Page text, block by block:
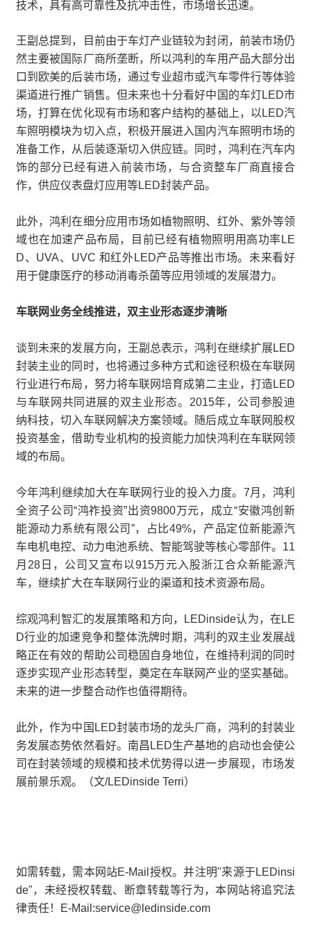
技术，具有高可靠性及抗冲击性，市场增长迅速。
王副总提到，目前由于车灯产业链较为封闭，前装市场仍
然主要被国际厂商所垄断，所以鸿利的车用产品大部分出
口到欧美的后装市场，通过专业超市或汽车零件行等体验
渠道进行推广销售。但未来也十分看好中国的车灯LED市
场，打算在优化现有市场和客户结构的基础上，以LED汽
车照明模块为切入点，积极开展进入国内汽车照明市场的
准备工作，从后装逐渐切入供应链。同时，鸿利在汽车内
饰的部分已经有进入前装市场，与合资整车厂商直接合
作，供应仪表盘灯应用等LED封装产品。
此外，鸿利在细分应用市场如植物照明、红外、紫外等领
域也在加速产品布局，目前已经有植物照明用高功率LE
D、UVA、UVC 和红外LED产品等推出市场。未来看好
用于健康医疗的移动消毒杀菌等应用领域的发展潜力。
车联网业务全线推进，双主业形态逐步清晰
谈到未来的发展方向，王副总表示，鸿利在继续扩展LED
封装主业的同时，也将通过多种方式和途径积极在车联网
行业进行布局，努力将车联网培育成第二主业，打造LED
与车联网共同进展的双主业形态。2015年，公司参股迪
纳科技，切入车联网解决方案领域。随后成立车联网股权
投资基金，借助专业机构的投资能力加快鸿利在车联网领
域的布局。
今年鸿利继续加大在车联网行业的投入力度。7月，鸿利
全资子公司“鸿祚投资”出资9800万元，成立“安徽鸿创新
能源动力系统有限公司”，占比49%，产品定位新能源汽
车电机电控、动力电池系统、智能驾驶等核心零部件。11
月28日，公司又宣布以915万元入股浙江合众新能源汽
车，继续扩大在车联网行业的渠道和技术资源布局。
综观鸿利智汇的发展策略和方向，LEDinside认为，在LE
D行业的加速竞争和整体洗牌时期，鸿利的双主业发展战
略正在有效的帮助公司稳固自身地位，在维持利润的同时
逐步实现产业形态转型，奠定在车联网产业的坚实基础。
未来的进一步整合动作也值得期待。
此外，作为中国LED封装市场的龙头厂商，鸿利的封装业
务发展态势依然看好。南昌LED生产基地的启动也会使公
司在封装领域的规模和技术优势得以进一步展现，市场发
展前景乐观。（文/LEDinside Terri）
如需转载，需本网站E-Mail授权。并注明"来源于LEDinsi
de"，未经授权转载、断章转载等行为，本网站将追究法
律责任！E-Mail:service@ledinside.com